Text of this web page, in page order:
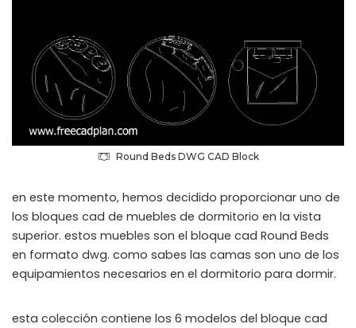
Round Beds DWG CAD Block
en este momento, hemos decidido proporcionar uno de
los bloques cad de muebles de dormitorio en la vista
superior. estos muebles son el bloque cad Round Beds
en formato dwg. como sabes las camas son uno de los
equipamientos necesarios en el dormitorio para dormir.
esta colección contiene los 6 modelos del bloque cad